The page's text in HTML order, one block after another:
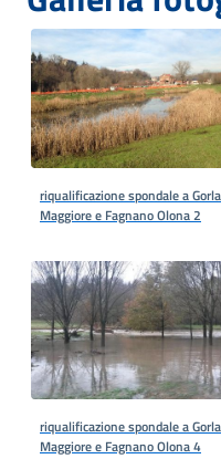
riqualificazione spondale a Gorla
Maggiore e Fagnano Olona 2
riqualificazione spondale a Gorla
Maggiore e Fagnano Olona 4